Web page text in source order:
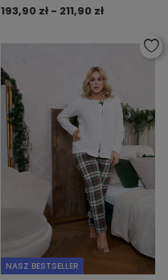
193,90 zł - 211,90 zł
NASZ BESTSELLER